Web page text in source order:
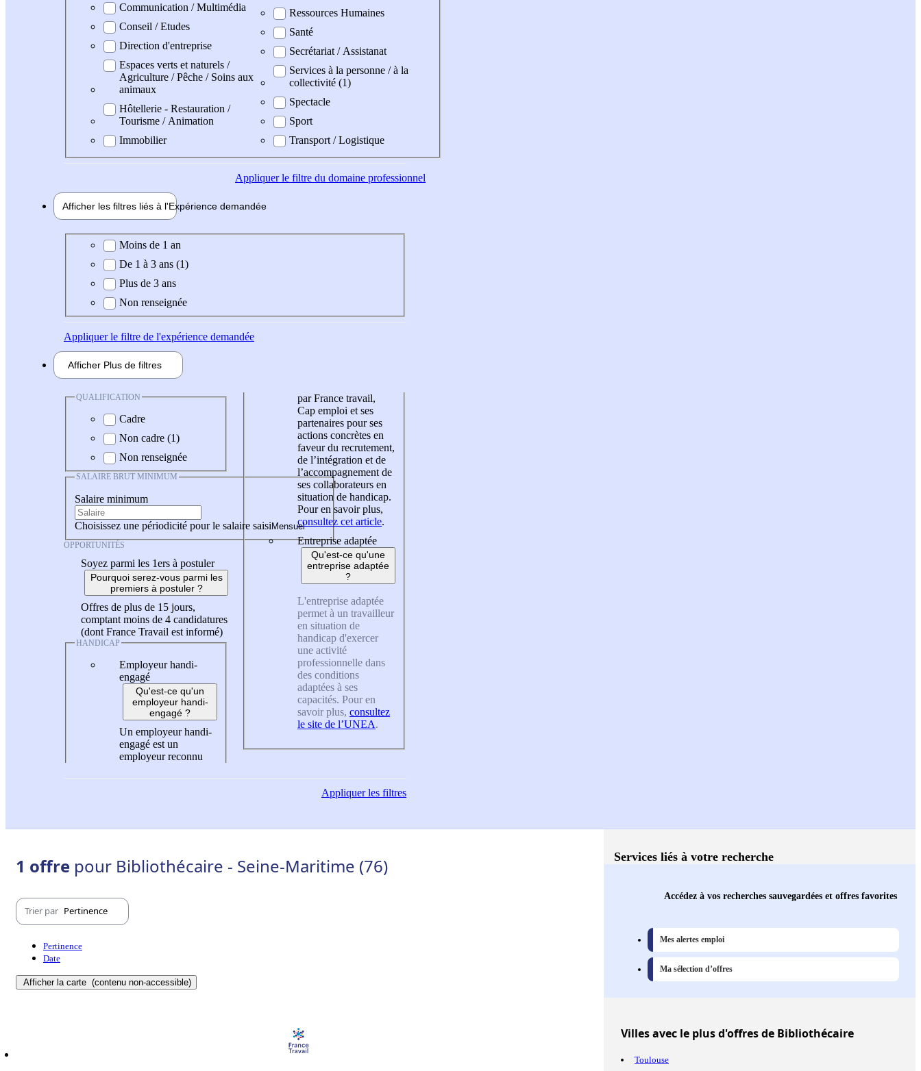
Communication / Multimédia
Conseil / Etudes
Direction d'entreprise
Espaces verts et naturels /
Agriculture / Pêche / Soins aux
animaux
Hôtellerie - Restauration /
Tourisme / Animation
Immobilier
Ressources Humaines
Santé
Secrétariat / Assistanat
Services à la personne / à la
collectivité (1)
Spectacle
Sport
Transport / Logistique
Appliquerle filtre du domaine professionnel
Afficher les filtres liés à l'Expérience demandée
Expérience demandée
Moins de 1 an
De 1 à 3 ans (1)
Plus de 3 ans
Non renseignée
Appliquerle filtre de l'expérience demandée
Afficher Plus de filtres
QUALIFICATION
Cadre
Non cadre (1)
Non renseignée
SALAIRE BRUT MINIMUM
Salaire minimum
Choisissez une périodicité pour le salaire saisi
OPPORTUNITÉS
Soyez parmi les 1ers à postuler
Pourquoi serez-vous parmi les
premiers à postuler ?
Offres de plus de 15 jours,
comptant moins de 4 candidatures
(dont France Travail est informé)
HANDICAP
Employeur handi-
engagé
Qu'est-ce qu'un
employeur handi-
engagé ?
Un employeur handi-
engagé est un
employeur reconnu
par France travail,
Cap emploi et ses
partenaires pour ses
actions concrètes en
faveur du recrutement,
de l’intégration et de
l’accompagnement de
ses collaborateurs en
situation de handicap.
Pour en savoir plus,
consultez cet article.
Entreprise adaptée
Qu'est-ce qu'une
entreprise adaptée
?
L'entreprise adaptée
permet à un travailleur
en situation de
handicap d'exercer
une activité
professionnelle dans
des conditions
adaptées à ses
capacités. Pour en
savoir plus, consultez
le site de l’UNEA.
Appliquerles filtres
1 offre pour Bibliothécaire - Seine-Maritime (76)
Trier par Pertinence
Pertinence
Date
Afficher la carte (contenu non-accessible)
Services liés à votre recherche
Accédez à vos recherches sauvegardées et offres favorites
Mes alertes emploi
Ma sélection d’offres
Villesavec le plus d'offres de Bibliothécaire
Toulouse